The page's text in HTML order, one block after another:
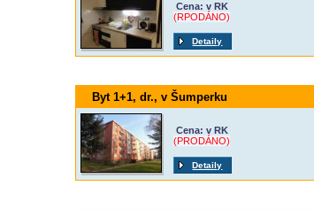
Cena: v RK
(RPODÁNO)
Detaily
Byt 1+1, dr., v Šumperku
Cena: v RK
(PRODÁNO)
Detaily